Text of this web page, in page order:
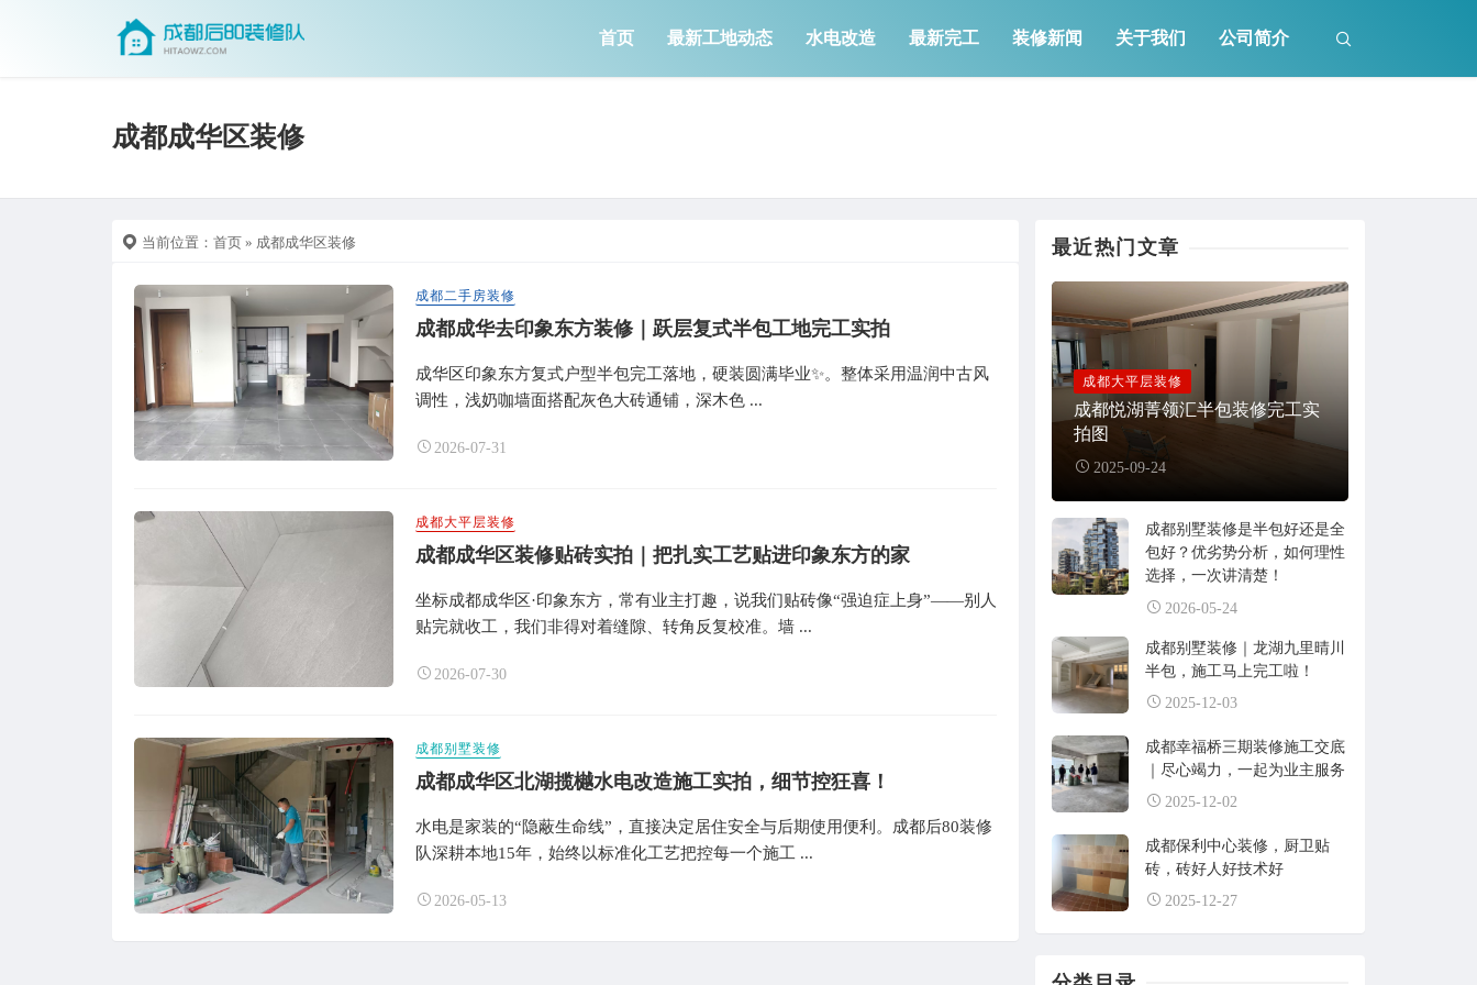
首页 最新工地动态 水电改造 最新完工 装修新闻 关于我们 公司简介
成都成华区装修
当前位置： 首页 » 成都成华区装修
成都二手房装修
成都成华去印象东方装修｜跃层复式半包工地完工实拍
成华区印象东方复式户型半包完工落地，硬装圆满毕业✨。整体采用温润中古风
调性，浅奶咖墙面搭配灰色大砖通铺，深木色 ...
2026-07-31
成都大平层装修
成都成华区装修贴砖实拍｜把扎实工艺贴进印象东方的家
坐标成都成华区·印象东方，常有业主打趣，说我们贴砖像“强迫症上身”——别人
贴完就收工，我们非得对着缝隙、转角反复校准。墙 ...
2026-07-30
成都别墅装修
成都成华区北湖揽樾水电改造施工实拍，细节控狂喜！
水电是家装的“隐蔽生命线”，直接决定居住安全与后期使用便利。成都后80装修
队深耕本地15年，始终以标准化工艺把控每一个施工 ...
2026-05-13
最近热门文章
成都大平层装修
成都悦湖菁领汇半包装修完工实
拍图
2025-09-24
成都别墅装修是半包好还是全
包好？优劣势分析，如何理性
选择，一次讲清楚！
2026-05-24
成都别墅装修｜龙湖九里晴川
半包，施工马上完工啦！
2025-12-03
成都幸福桥三期装修施工交底
｜尽心竭力，一起为业主服务
2025-12-02
成都保利中心装修，厨卫贴
砖，砖好人好技术好
2025-12-27